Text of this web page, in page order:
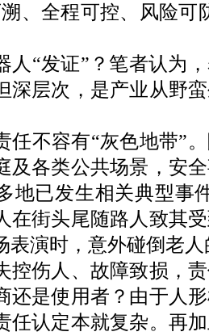
、全程可控、风险可
“发证”？笔者认为，
深层次，是产业从野
不容有“灰色地带”。
及各类公共场景，安
地已发生相关典型事
在街头尾随路人致其
表演时，意外碰倒老
伤人、故障致损，责
还是使用者？由于人
任认定本就复杂。再